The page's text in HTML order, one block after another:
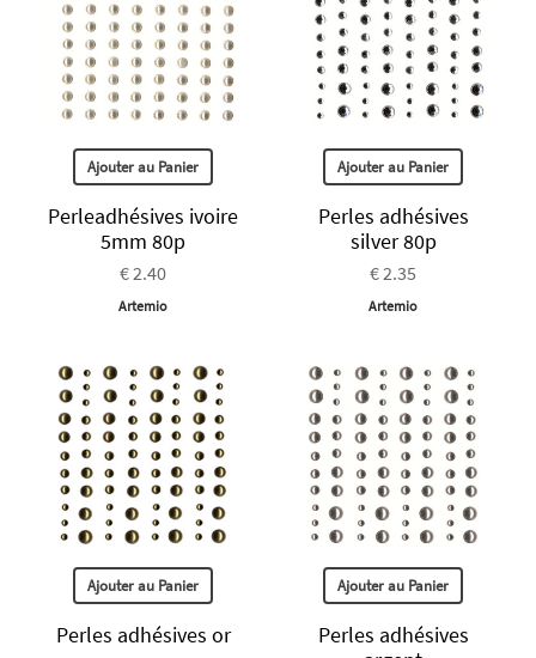
Ajouter au Panier
Perleadhésives ivoire
5mm 80p
€ 2.40
Artemio
Ajouter au Panier
Perles adhésives
silver 80p
€ 2.35
Artemio
Ajouter au Panier
Perles adhésives or
Ajouter au Panier
Perles adhésives